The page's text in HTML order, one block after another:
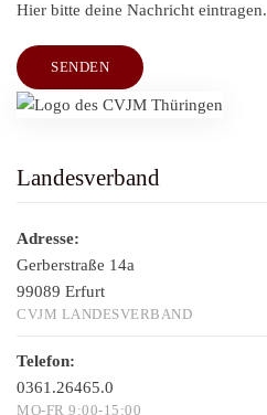
Hier bitte deine Nachricht eintragen.
SENDEN
Landesverband
Adresse:
Gerberstraße 14a
99089 Erfurt
CVJM LANDESVERBAND
Telefon:
0361.26465.0
MO-FR 9:00-15:00